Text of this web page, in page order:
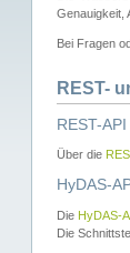
Genauigkeit,
Bei Fragen
REST-
REST-API
Über die
HyDAS-
Die HyDAS-
Die